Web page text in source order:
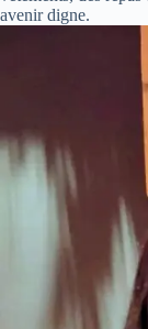
avenir digne.